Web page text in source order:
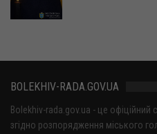
BOLEKHIV-RADA.GOV.UA
Bolekhiv-rada.gov.ua - це офіційний
згідно розпорядження міського